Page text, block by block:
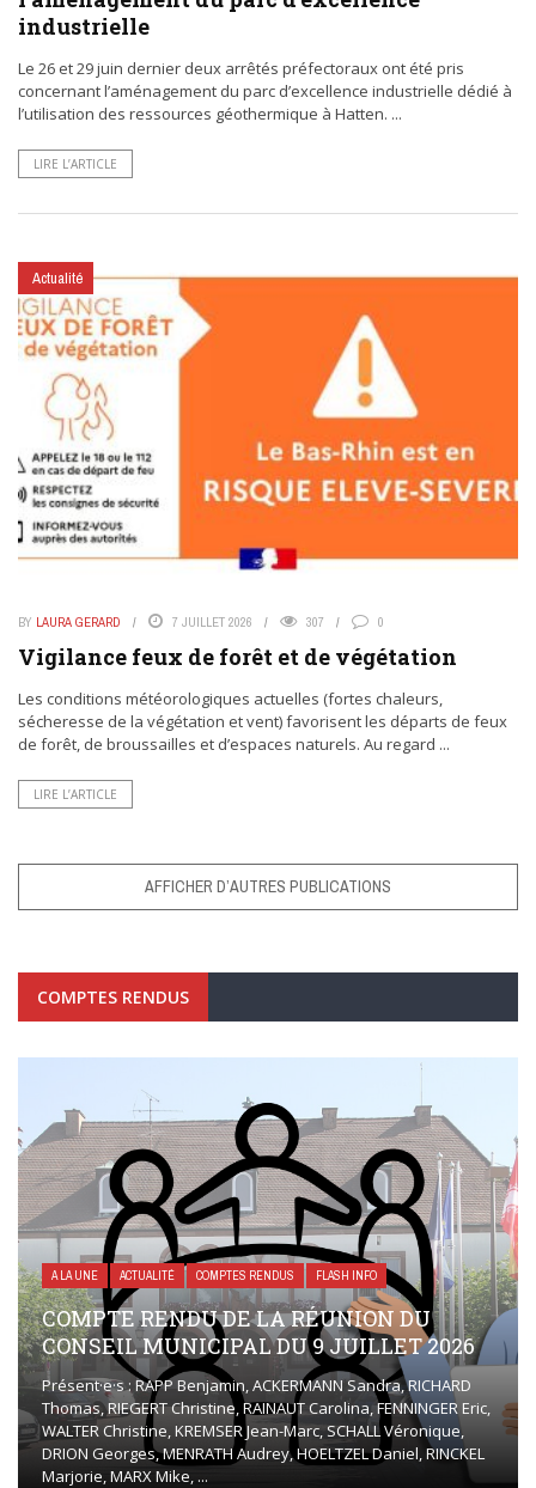
industrielle
Le 26 et 29 juin dernier deux arrêtés préfectoraux ont été pris
concernant l’aménagement du parc d’excellence industrielle dédié à
l’utilisation des ressources géothermique à Hatten. ...
LIRE L’ARTICLE
Actualité
BY LAURA GERARD 7 JUILLET 2026 307 0
Vigilance feux de forêt et de végétation
Les conditions météorologiques actuelles (fortes chaleurs,
sécheresse de la végétation et vent) favorisent les départs de feux
de forêt, de broussailles et d’espaces naturels. Au regard ...
LIRE L’ARTICLE
AFFICHER D’AUTRES PUBLICATIONS
COMPTES RENDUS
A LA UNE ACTUALITÉ COMPTES RENDUS FLASH INFO
COMPTE RENDU DE LA RÉUNION DU
CONSEIL MUNICIPAL DU 9 JUILLET 2026
Présent·e·s : RAPP Benjamin, ACKERMANN Sandra, RICHARD
Thomas, RIEGERT Christine, RAINAUT Carolina, FENNINGER Eric,
WALTER Christine, KREMSER Jean-Marc, SCHALL Véronique,
DRION Georges, MENRATH Audrey, HOELTZEL Daniel, RINCKEL
Marjorie, MARX Mike, ...